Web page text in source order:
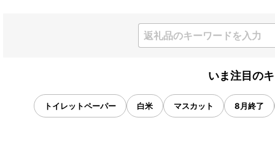
いま注目の
トイレットペーパー 白米 マスカット 8月終了